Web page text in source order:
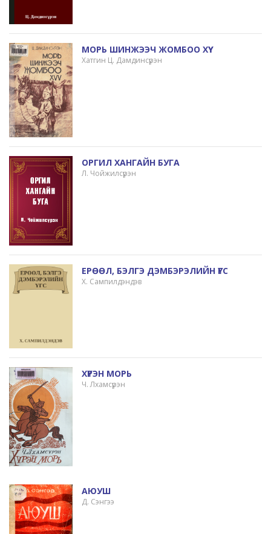
МОРЬ ШИНЖЭЭЧ ЖОМБОО ХҮҮ
Хатгин Ц. Дамдинсүрэн
ОРГИЛ ХАНГАЙН БУГА
Л. Чойжилсүрэн
ЕРӨӨЛ, БЭЛГЭ ДЭМБЭРЭЛИЙН ҮГС
Х. Сампилдэндэв
ХҮРЭН МОРЬ
Ч. Лхамсүрэн
АЮУШ
Д. Сэнгээ